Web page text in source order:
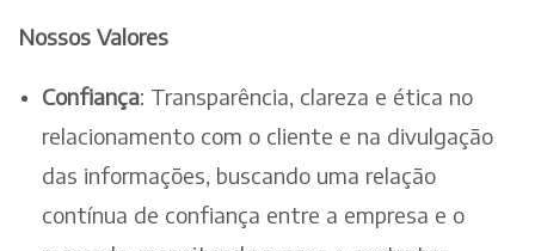
Nossos Valores
Confiança: Transparência, clareza e ética no
relacionamento com o cliente e na divulgação
das informações, buscando uma relação
contínua de confiança entre a empresa e o